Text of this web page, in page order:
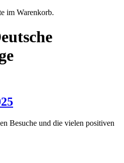
im Warenkorb.
Besuche und die vielen positiven